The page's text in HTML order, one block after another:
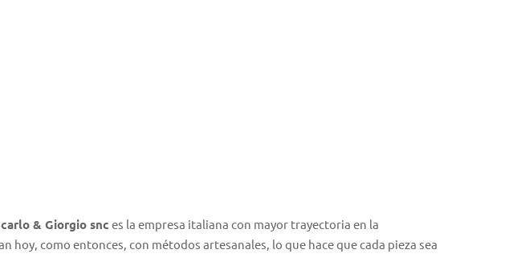
& Giorgio snc es la empresa italiana con mayor trayectoria en la
como entonces, con métodos artesanales, lo que hace que cada pieza sea